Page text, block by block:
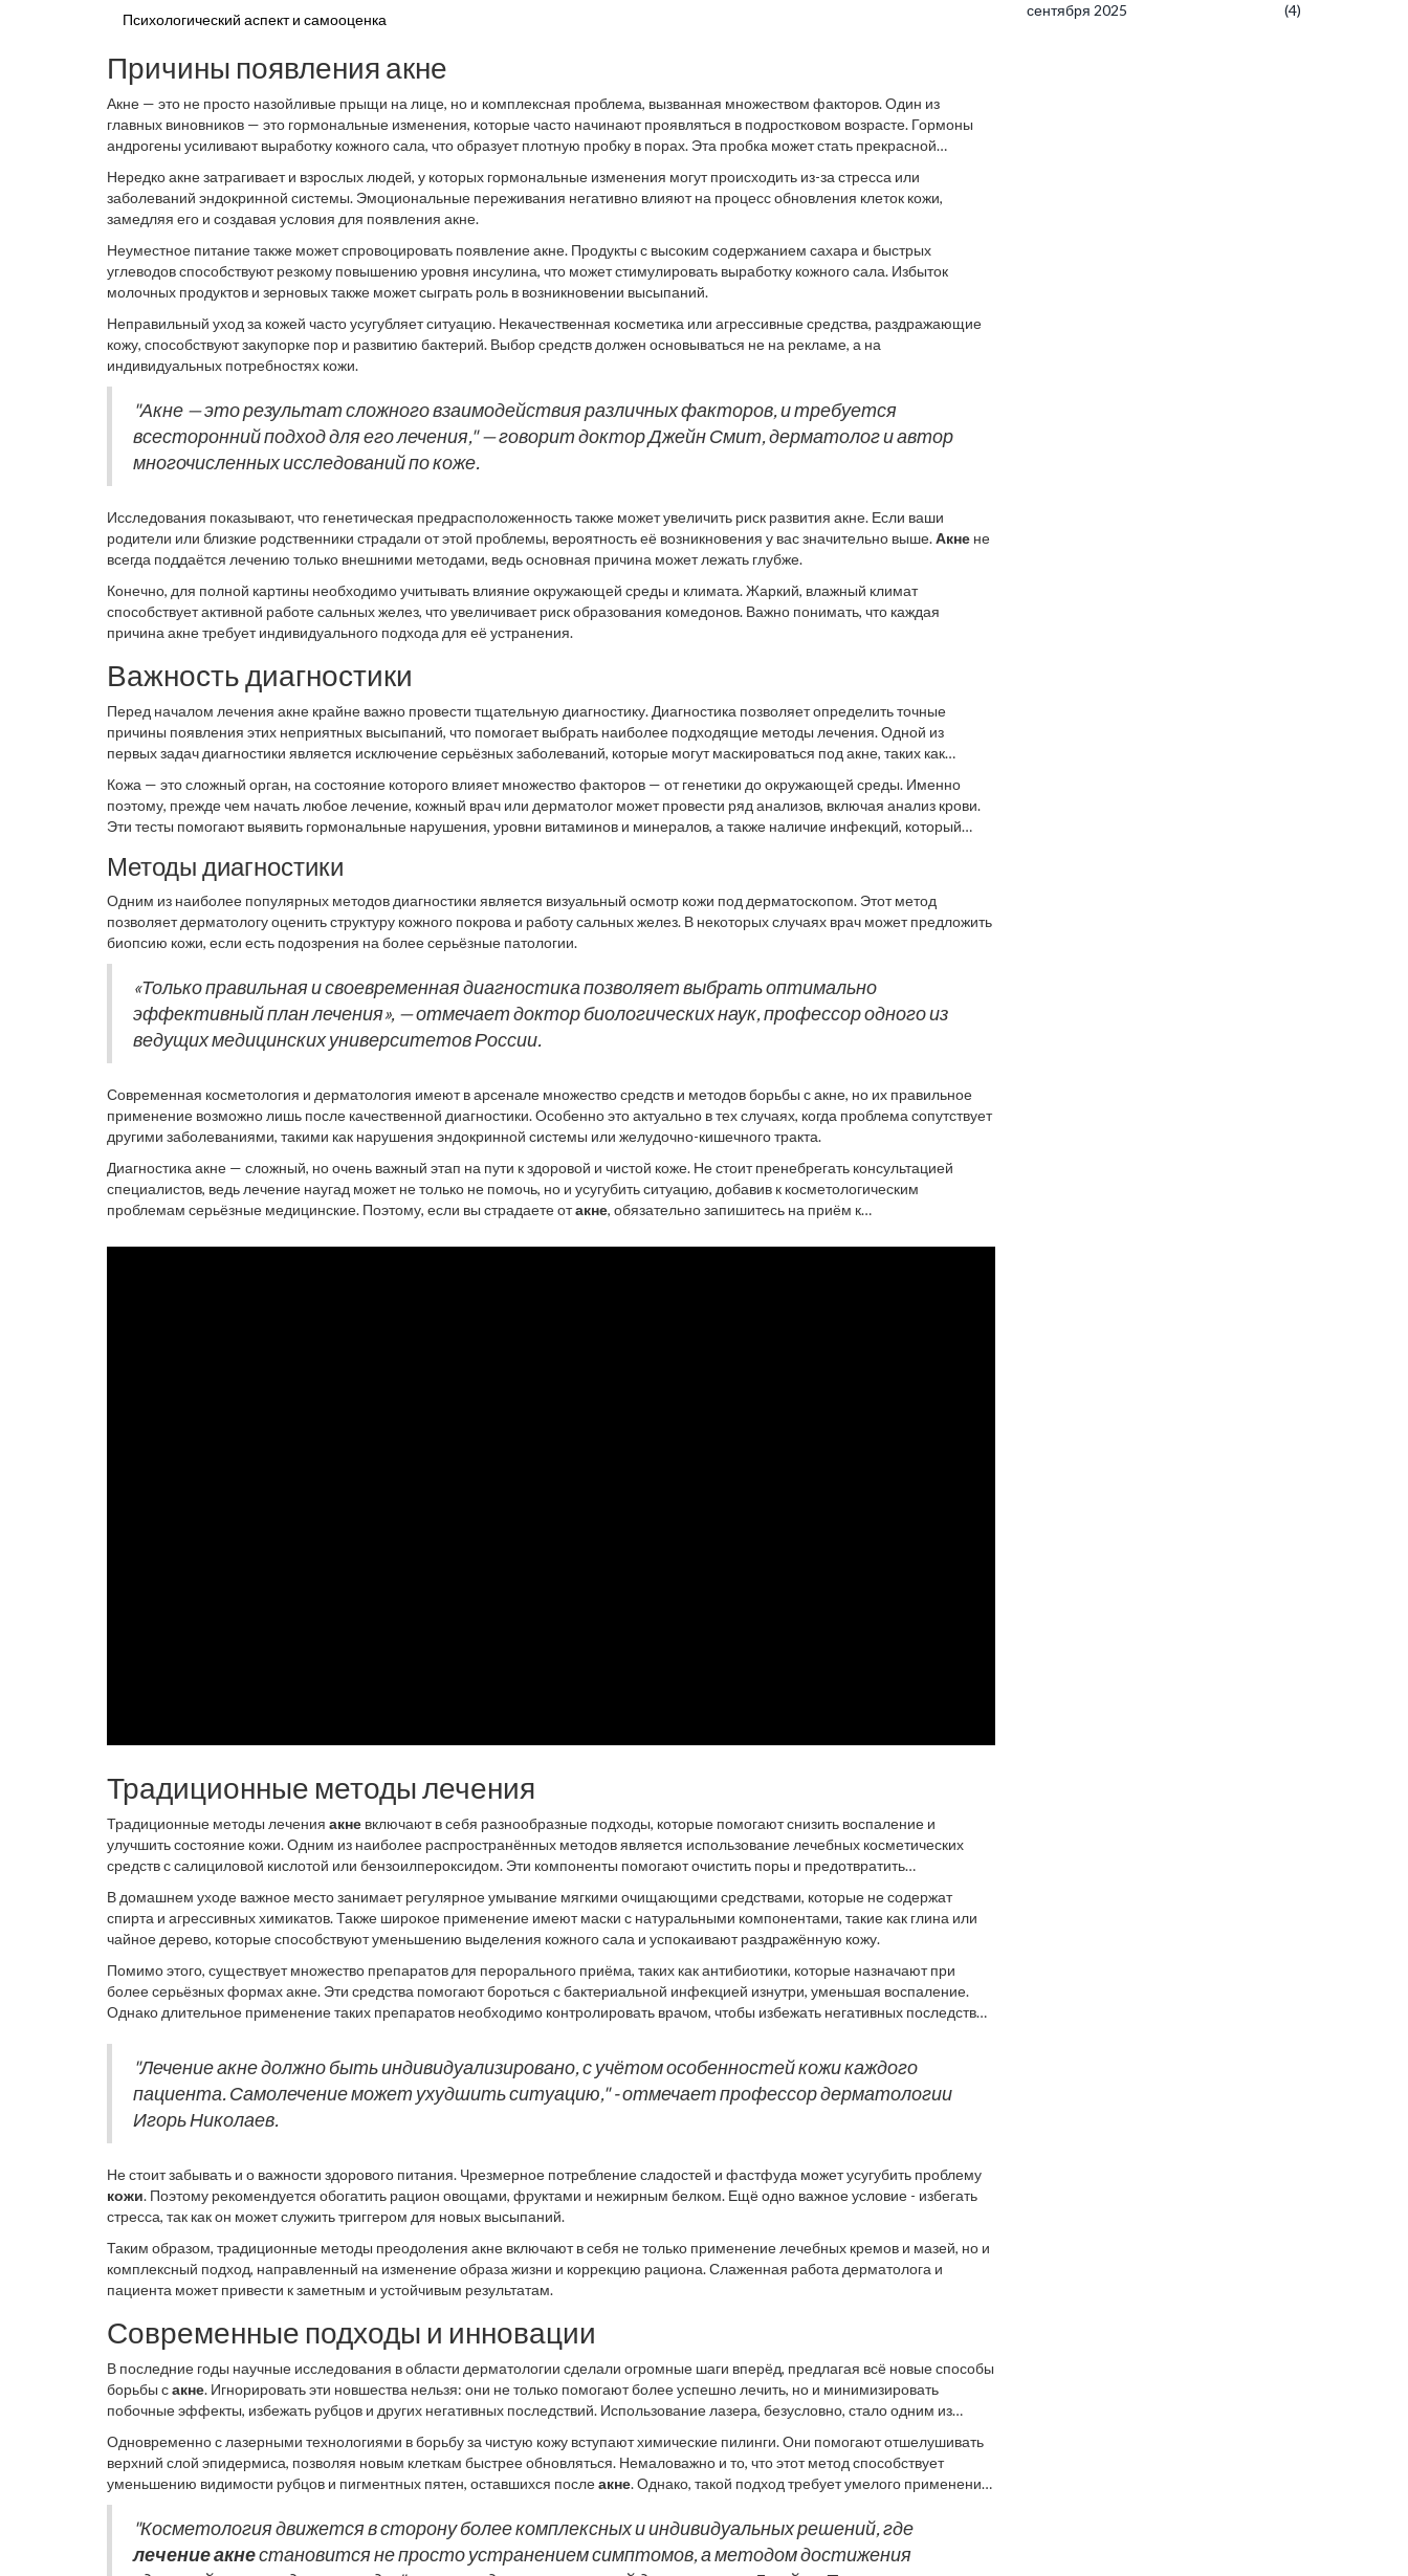
Психологический аспект и самооценка
Причины появления акне
Акне — это не просто назойливые прыщи на лице, но и комплексная проблема, вызванная множеством факторов. Один из
главных виновников — это гормональные изменения, которые часто начинают проявляться в подростковом возрасте. Гормоны
андрогены усиливают выработку кожного сала, что образует плотную пробку в порах. Эта пробка может стать прекрасной
Нередко акне затрагивает и взрослых людей, у которых гормональные изменения могут происходить из-за стресса или
заболеваний эндокринной системы. Эмоциональные переживания негативно влияют на процесс обновления клеток кожи,
замедляя его и создавая условия для появления акне.
Неуместное питание также может спровоцировать появление акне. Продукты с высоким содержанием сахара и быстрых
углеводов способствуют резкому повышению уровня инсулина, что может стимулировать выработку кожного сала. Избыток
молочных продуктов и зерновых также может сыграть роль в возникновении высыпаний.
Неправильный уход за кожей часто усугубляет ситуацию. Некачественная косметика или агрессивные средства, раздражающие
кожу, способствуют закупорке пор и развитию бактерий. Выбор средств должен основываться не на рекламе, а на
индивидуальных потребностях кожи.
"Акне — это результат сложного взаимодействия различных факторов, и требуется
всесторонний подход для его лечения," — говорит доктор Джейн Смит, дерматолог и автор
многочисленных исследований по коже.
Исследования показывают, что генетическая предрасположенность также может увеличить риск развития акне. Если ваши
родители или близкие родственники страдали от этой проблемы, вероятность её возникновения у вас значительно выше.Акне не
всегда поддаётся лечению только внешними методами, ведь основная причина может лежать глубже.
Конечно, для полной картины необходимо учитывать влияние окружающей среды и климата. Жаркий, влажный климат
способствует активной работе сальных желез, что увеличивает риск образования комедонов. Важно понимать, что каждая
причина акне требует индивидуального подхода для её устранения.
Важность диагностики
Перед началом лечения акне крайне важно провести тщательную диагностику. Диагностика позволяет определить точные
причины появления этих неприятных высыпаний, что помогает выбрать наиболее подходящие методы лечения. Одной из
первых задач диагностики является исключение серьёзных заболеваний, которые могут маскироваться под акне, таких как
Кожа — это сложный орган, на состояние которого влияет множество факторов — от генетики до окружающей среды. Именно
поэтому, прежде чем начать любое лечение, кожный врач или дерматолог может провести ряд анализов, включая анализ крови.
Эти тесты помогают выявить гормональные нарушения, уровни витаминов и минералов, а также наличие инфекций, который
Методы диагностики
Одним из наиболее популярных методов диагностики является визуальный осмотр кожи под дерматоскопом. Этот метод
позволяет дерматологу оценить структуру кожного покрова и работу сальных желез. В некоторых случаях врач может предложить
биопсию кожи, если есть подозрения на более серьёзные патологии.
«Только правильная и своевременная диагностика позволяет выбрать оптимально
эффективный план лечения», — отмечает доктор биологических наук, профессор одного из
ведущих медицинских университетов России.
Современная косметология и дерматология имеют в арсенале множество средств и методов борьбы с акне, но их правильное
применение возможно лишь после качественной диагностики. Особенно это актуально в тех случаях, когда проблема сопутствует
другими заболеваниями, такими как нарушения эндокринной системы или желудочно-кишечного тракта.
Диагностика акне — сложный, но очень важный этап на пути к здоровой и чистой коже. Не стоит пренебрегать консультацией
специалистов, ведь лечение наугад может не только не помочь, но и усугубить ситуацию, добавив к косметологическим
проблемам серьёзные медицинские. Поэтому, если вы страдаете отакне, обязательно запишитесь на приём к
Традиционные методы лечения
Традиционные методы лечения акне включают в себя разнообразные подходы, которые помогают снизить воспаление и
улучшить состояние кожи. Одним из наиболее распространённых методов является использование лечебных косметических
средств с салициловой кислотой или бензоилпероксидом. Эти компоненты помогают очистить поры и предотвратить
В домашнем уходе важное место занимает регулярное умывание мягкими очищающими средствами, которые не содержат
спирта и агрессивных химикатов. Также широкое применение имеют маски с натуральными компонентами, такие как глина или
чайное дерево, которые способствуют уменьшению выделения кожного сала и успокаивают раздражённую кожу.
Помимо этого, существует множество препаратов для перорального приёма, таких как антибиотики, которые назначают при
более серьёзных формах акне. Эти средства помогают бороться с бактериальной инфекцией изнутри, уменьшая воспаление.
Однако длительное применение таких препаратов необходимо контролировать врачом, чтобы избежать негативных последствий
"Лечение акне должно быть индивидуализировано, с учётом особенностей кожи каждого
пациента. Самолечение может ухудшить ситуацию," - отмечает профессор дерматологии
Игорь Николаев.
Не стоит забывать и о важности здорового питания. Чрезмерное потребление сладостей и фастфуда может усугубить проблему
кожи. Поэтому рекомендуется обогатить рацион овощами, фруктами и нежирным белком. Ещё одно важное условие - избегать
стресса, так как он может служить триггером для новых высыпаний.
Таким образом, традиционные методы преодоления акне включают в себя не только применение лечебных кремов и мазей, но и
комплексный подход, направленный на изменение образа жизни и коррекцию рациона. Слаженная работа дерматолога и
пациента может привести к заметным и устойчивым результатам.
Современные подходы и инновации
В последние годы научные исследования в области дерматологии сделали огромные шаги вперёд, предлагая всё новые способы
борьбы сакне. Игнорировать эти новшества нельзя: они не только помогают более успешно лечить, но и минимизировать
побочные эффекты, избежать рубцов и других негативных последствий. Использование лазера, безусловно, стало одним из
бактерии, вызывающие воспаление, тем самым снижая риск новых высыпаний. Однако, это далеко не единственная инновация,
представьте себе терапию на основе фотодинамической терапии – менее известный, но не менее эффективный метод.
Одновременно с лазерными технологиями в борьбу за чистую кожу вступают химические пилинги. Они помогают отшелушивать
верхний слой эпидермиса, позволяя новым клеткам быстрее обновляться. Немаловажно и то, что этот метод способствует
уменьшению видимости рубцов и пигментных пятен, оставшихся послеакне. Однако, такой подход требует умелого применения
со стороны профессиональных дерматологов, иначе есть риск нанести коже серьёзный вред. О ещё одном новшестве стоит
упомянуть: это микротоковая терапия, которая стимулирует выработку коллагена, улучшая эластичность и текстуру кожи.
"Косметология движется в сторону более комплексных и индивидуальных решений, где
лечение акнестановится не просто устранением симптомов, а методом достижения
сентября 2025 (4)